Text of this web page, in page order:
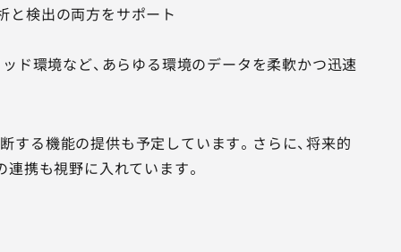
と検出の両方をサポート
ド環境など、あらゆる環境のデータを柔軟かつ迅速
る機能の提供も予定しています。さらに、将来的
携も視野に入れています。